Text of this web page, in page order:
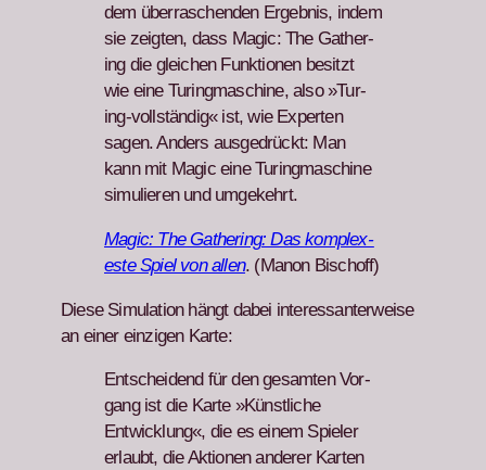
dem über­raschen­den Ergeb­nis, indem
sie zeigten, dass Mag­ic: The Gath­er­
ing die gle­ichen Funk­tio­nen besitzt
wie eine Tur­ing­mas­chine, also »Tur­
ing-voll­ständig« ist, wie Experten
sagen. Anders aus­ge­drückt: Man
kann mit Mag­ic eine Tur­ing­mas­chine
simulieren und umgekehrt.
Mag­ic: The Gath­er­ing: Das kom­plex­
este Spiel von allen. (Manon Bischoff)
Diese Sim­u­la­tion hängt dabei inter­es­san­ter­weise
an ein­er einzi­gen Karte:
Entschei­dend für den gesamten Vor­
gang ist die Karte »Kün­stliche
Entwick­lung«, die es einem Spiel­er
erlaubt, die Aktio­nen ander­er Karten